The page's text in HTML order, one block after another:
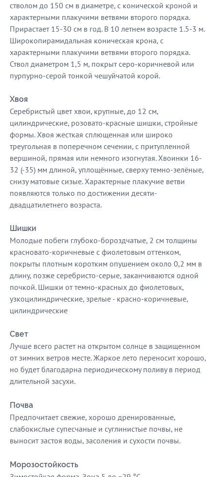
стволом до 150 см в диаметре, с конической кроной и
характерными плакучими ветвями второго порядка.
Прирастает 15-30 см в год. В 10 летнем возрасте 1.5-3 м.
Широкопирамидальная коническая крона, с
характерными плакучими ветвями второго порядка.
Ствол диаметром 1,5 м, покрыт серо-коричневой или
пурпурно-серой тонкой чешуйчатой корой.
Хвоя
Серебристый цвет хвои, крупные, до 12 см,
цилиндрические, розовато-красные шишки, стройные
формы. Хвоя жесткая сплющенная или широко
треугольная в поперечном сечении, с притупленной
вершиной, прямая или немного изогнутая. Хвоинки 16-
32 (-35) мм длиной, уплощённые, сверху темно-зелёные,
снизу матовые сизые. Характерные плакучие ветви
появляются только по достижении десяти-
двадцатилетнего возраста.
Шишки
Молодые побеги глубоко-бороздчатые, 2 см толщины
красновато-коричневые с фиолетовым оттенком,
покрыты плотным коротким опушением около 0,2 мм в
длину, позже серебристо-серые, заканчиваются одной
почкой. Шишки от темно-красных до фиолетовых,
узкоцилиндрические, зрелые - красно-коричневые,
цилиндрические
Свет
Лучше всего растет на открытом солнце в защищенном
от зимних ветров месте. Жаркое лето переносит хорошо,
но будет благодарна периодическому поливу в период
длительной засухи.
Почва
Предпочитает свежие, хорошо дренированные,
слабокислые супесчаные и суглинистые почвы, не
выносит застоя воды, засоления и сухости почвы.
Морозостойкость